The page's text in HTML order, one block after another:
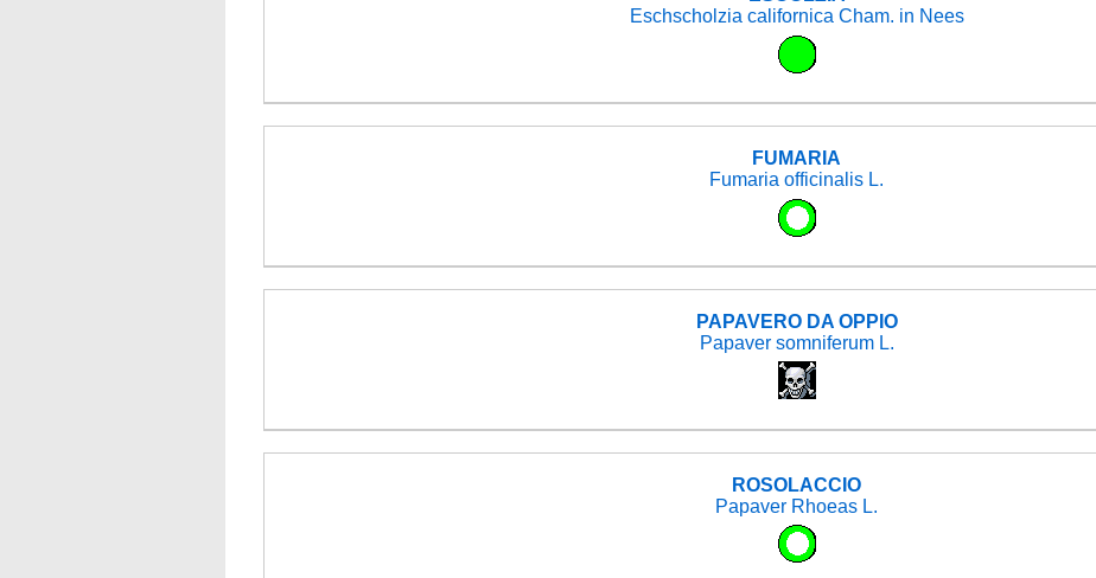
Eschscholzia californica Cham. in Nees
FUMARIA
Fumaria officinalis L.
PAPAVERO DA OPPIO
Papaver somniferum L.
ROSOLACCIO
Papaver Rhoeas L.